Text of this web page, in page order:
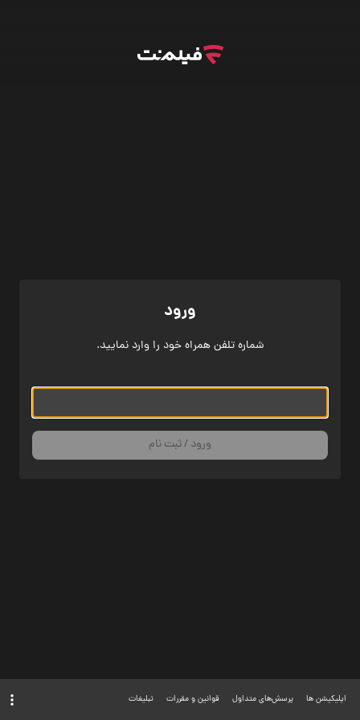
ورود
شماره تلفن همراه خود را وارد نمایید.
ورود / ثبت نام
اپلیکیشن ها پرسش‌های متداول قوانین و مقررات تبلیغات